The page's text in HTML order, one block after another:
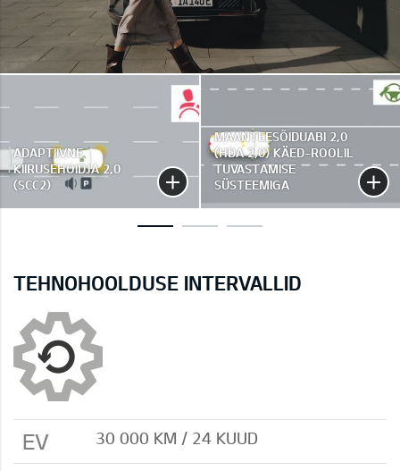
ADAPTIIVNE
KIIRUSEHOIDJA 2,0
(SCC2)
MAANTEESÕIDUABI 2,0
(HDA 2,0) KÄED-ROOLIL
TUVASTAMISE
SÜSTEEMIGA
TEHNOHOOLDUSE INTERVALLID
EV 30 000 KM / 24 KUUD